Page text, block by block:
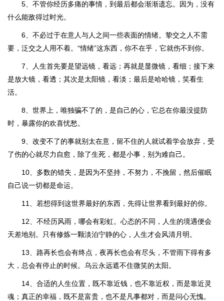
5、不管你经历多痛的事情，到最后都会渐渐遗忘。因为，没有
什么能敌得过时光。
6、不必过于在意人与人之间一些表面的情绪。挚交之人不需
要，泛交之人用不着。“情绪”这东西，你不在乎，它就伤不到你。
7、人生首先要是望远镜，看远；再就是显微镜，看细；接下来
是放大镜，看透；其次是太阳镜，看淡；最后是哈哈镜，笑看生
活。
8、世界上，唯独骗不了的，是自己的心，它总在你最没提防
时，暴露你的欢喜忧愁。
9、改变不了的事就别太在意，留不住的人就试着学会放弃，受
了伤的心就尽力自愈，除了生死，都是小事，别为难自己。
10、多数的错失，是因为不坚持，不努力，不挽留，然后催眠
自己说一切都是命运。
11、若想得到这世界最好的东西，先得让世界看到最好的你。
12、不经历风雨，哪会有彩虹。心态的不同，人生的境遇便会
天差地别。只有修炼一颗淡泊宁静的心，人生才会风清月明。
13、路再长也会有终点，夜再长也会有尽头，不管雨下得有多
大，总会有停止的时候。乌云永远遮不住微笑的太阳。
14、合适的人生位置，既不靠近钱，也不靠近权，而是靠近灵
魂；真正的幸福，既不是富贵，也不是凡事都对，而是问心无愧。